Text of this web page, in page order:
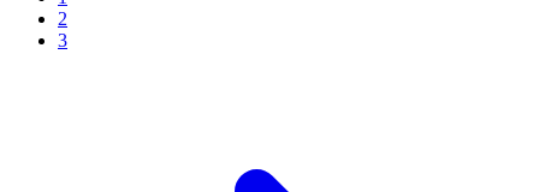
2
3